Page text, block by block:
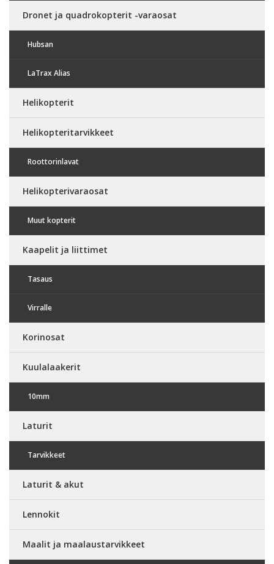
Dronet ja quadrokopterit -varaosat
Hubsan
LaTrax Alias
Helikopterit
Helikopteritarvikkeet
Roottorinlavat
Helikopterivaraosat
Muut kopterit
Kaapelit ja liittimet
Tasaus
Virralle
Korinosat
Kuulalaakerit
10mm
Laturit
Tarvikkeet
Laturit & akut
Lennokit
Maalit ja maalaustarvikkeet